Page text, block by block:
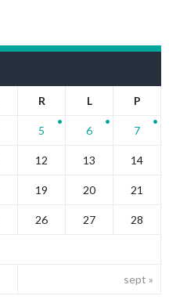
R L P
sept »
5 6 7
12 13 14
19 20 21
26 27 28